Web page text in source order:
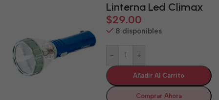
Linterna Led Climax
$29.00
8 disponibles
- +
Añadir Al Carrito
Comprar Ahora